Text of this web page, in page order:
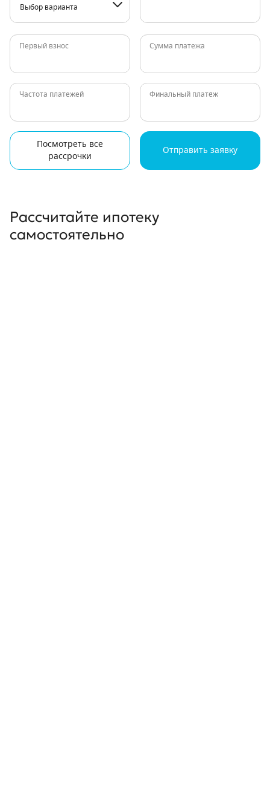
Выбор варианта
Первый взнос Сумма платежа
Частота платежей Финальный платёж
Посмотреть все
рассрочки
Отправить заявку
Рассчитайте ипотеку
самостоятельно